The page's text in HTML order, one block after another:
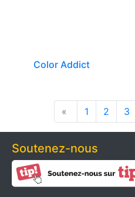
Color Addict
« 1 2 3
Soutenez-nous